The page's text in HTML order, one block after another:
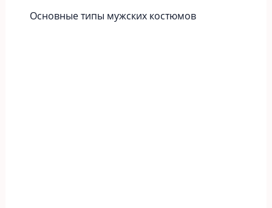
Основные типы мужских костюмов